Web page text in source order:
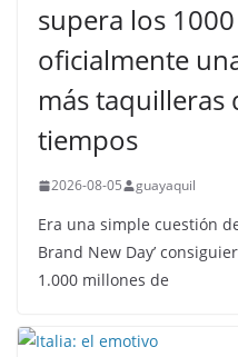
supera los
oficialmente
más taquilleras
tiempos
2026-08-05 guayaquil
Era una simple cuestión
Brand New Day’
1.000 millones de